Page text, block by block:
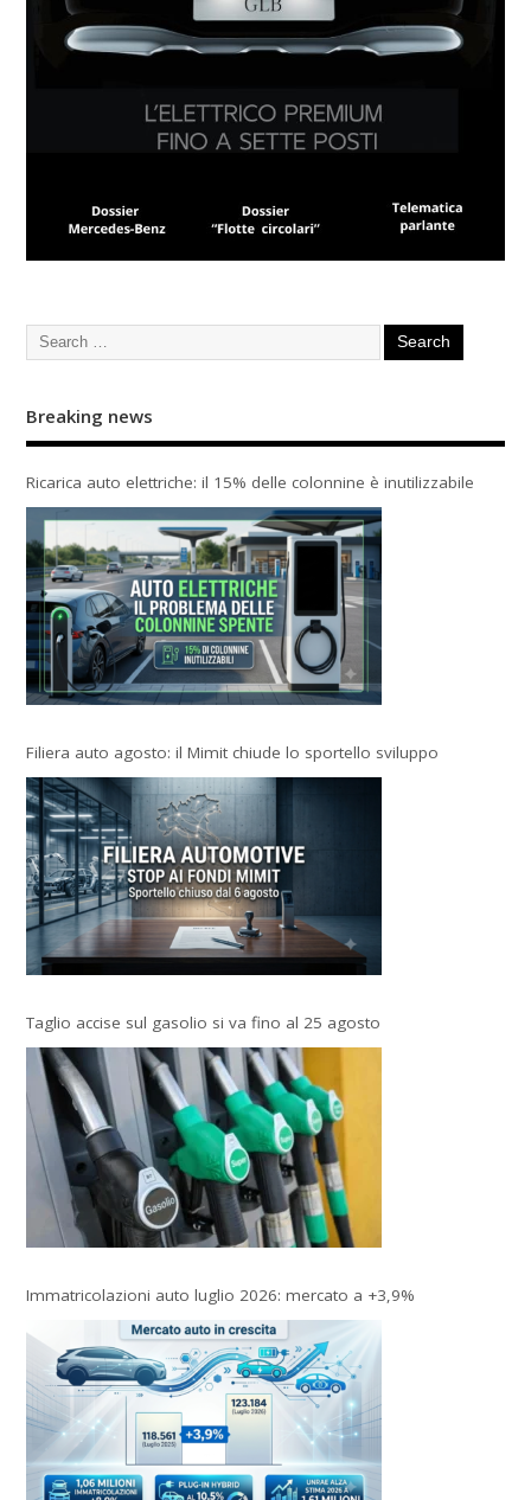
Breaking news
Ricarica auto elettriche: il 15% delle colonnine è inutilizzabile
Filiera auto agosto: il Mimit chiude lo sportello sviluppo
Taglio accise sul gasolio si va fino al 25 agosto
Immatricolazioni auto luglio 2026: mercato a +3,9%